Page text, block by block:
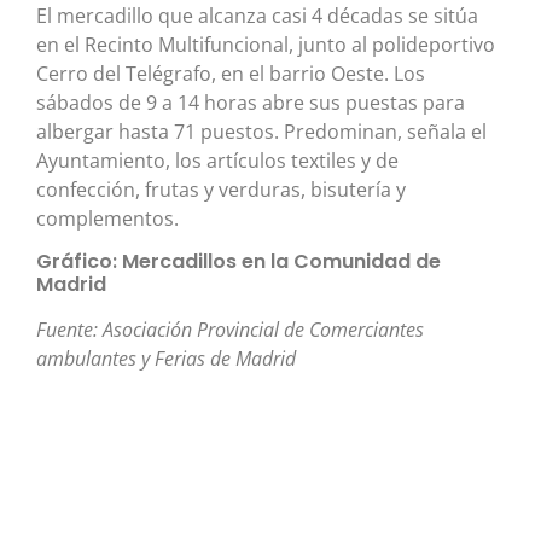
El mercadillo que alcanza casi 4 décadas se sitúa
en el Recinto Multifuncional, junto al polideportivo
Cerro del Telégrafo, en el barrio Oeste. Los
sábados de 9 a 14 horas abre sus puestas para
albergar hasta 71 puestos. Predominan, señala el
Ayuntamiento, los artículos textiles y de
confección, frutas y verduras, bisutería y
complementos.
Gráfico: Mercadillos en la Comunidad de
Madrid
Fuente: Asociación Provincial de Comerciantes
ambulantes y Ferias de Madrid